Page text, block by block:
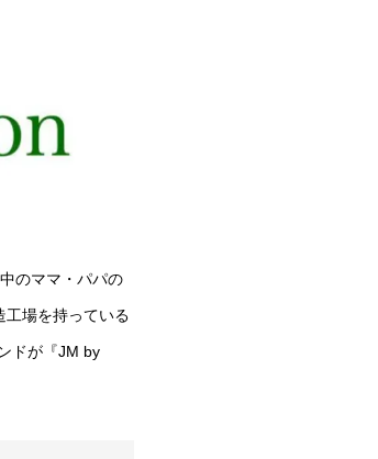
のママ・パパの
工場を持っている
ドが『JM by